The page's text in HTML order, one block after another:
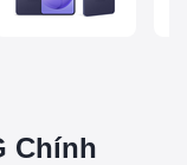
Chính